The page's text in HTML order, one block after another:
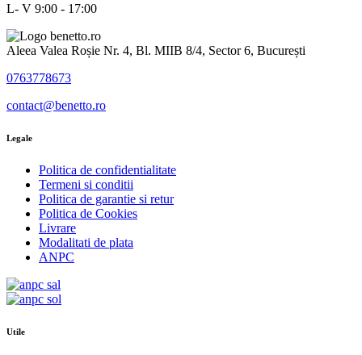
L- V 9:00 - 17:00
Aleea Valea Roșie Nr. 4, Bl. MIIB 8/4, Sector 6, București
0763778673
contact@benetto.ro
Legale
Politica de confidentialitate
Termeni si conditii
Politica de garantie si retur
Politica de Cookies
Livrare
Modalitati de plata
ANPC
Utile